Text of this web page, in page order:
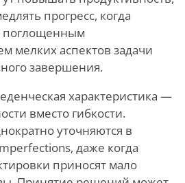
прогресс, когда
поглощенным
мелких аспектов задачи
завершения.
характеристика —
вместо гибкости.
уточняются в
даже когда
приносят мало